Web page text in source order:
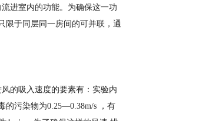
进室内的功能。为确保这一功
限于同层同一房间的可并联，通
的吸入速度的要素有：实验内
的污染物为0.25―0.38m/s ，有